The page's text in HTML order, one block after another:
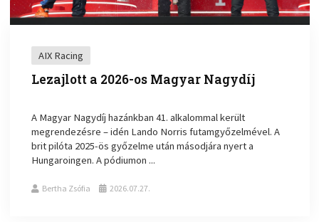
AIX Racing
Lezajlott a 2026-os Magyar Nagydíj
A Magyar Nagydíj hazánkban 41. alkalommal került
megrendezésre – idén Lando Norris futamgyőzelmével. A
brit pilóta 2025-ös győzelme után másodjára nyert a
Hungaroingen. A pódiumon ...
Bertha Zsófia 2026.07.27.